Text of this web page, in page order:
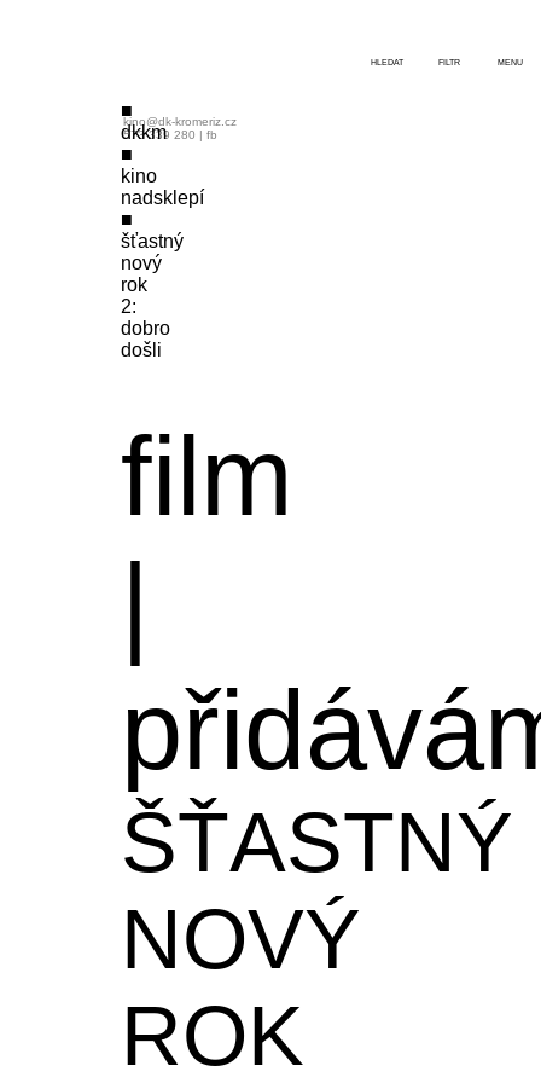
dkkm
kino
nadsklepí
šťastný
nový
rok
2:
dobro
došli
film
|
ŠŤASTNÝ
NOVÝ
ROK
kino@dk-kromeriz.cz
573 339 280 | fb
HLEDAT FILTR MENU